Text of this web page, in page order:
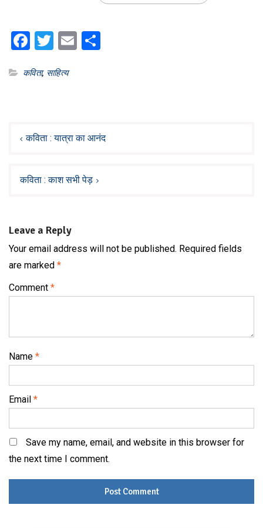
Facebook
Twitter
Email
कविता, साहित्य
navigation
कविता : यात्रा का आनंद
कविता : काश सभी पेड़
Leave a Reply
Your email address will not be published. Required fields
are marked *
Comment *
Name *
Email *
Save my name, email, and website in this browser for
the next time I comment.